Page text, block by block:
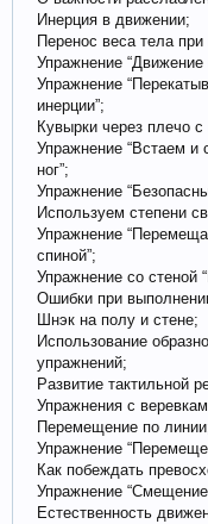
Инерция в движении;
Перенос веса тела
Упражнение “Движение
Упражнение
инерции”;
Кувырки через плечо
Упражнение “Встаем и
ног”;
Упражнение
Используем степени
Упражнение
спиной”;
Упражнение со стеной
Ошибки при
Шнэк на полу и стене;
Использование
упражнений;
Развитие тактильной
Упражнения с
Перемещение по
Упражнение
Как побеждать
Упражнение
Естественность